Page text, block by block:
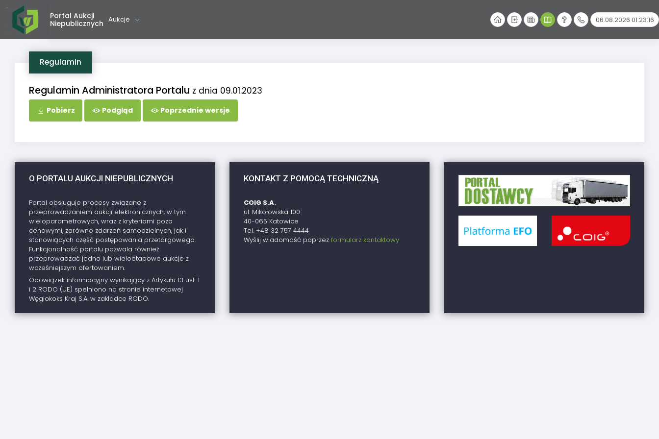
Portal Aukcji
Niepublicznych Aukcje 06.08.2026 01:23:16
Regulamin
Regulamin Administratora Portalu z dnia 09.01.2023
Pobierz Podgląd Poprzednie wersje
O PORTALU AUKCJI NIEPUBLICZNYCH
Portal obsługuje procesy związane z
przeprowadzaniem aukcji elektronicznych, w tym
wieloparametrowych, wraz z kryteriami poza
cenowymi, zarówno zdarzeń samodzielnych, jak i
stanowiących część postępowania przetargowego.
Funkcjonalność portalu pozwala również
przeprowadzać jedno lub wieloetapowe aukcje z
wcześniejszym ofertowaniem.
Obowiązek informacyjny wynikający z Artykułu 13 ust. 1
i 2 RODO (UE) spełniono na stronie internetowej
Węglokoks Kraj S.A. w zakładce RODO.
KONTAKT Z POMOCĄ TECHNICZNĄ
COIG S.A.
ul. Mikołowska 100
40-065 Katowice
Tel. +48 32 757 4444
Wyślij wiadomość poprzez formularz kontaktowy